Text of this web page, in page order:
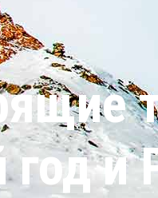
и